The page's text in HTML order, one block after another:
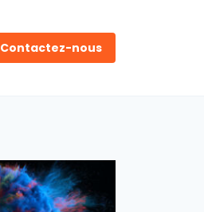
Contactez-nous